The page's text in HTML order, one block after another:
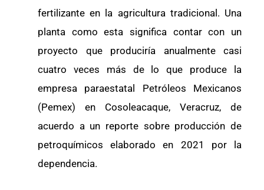
fertilizante en la agricultura tradicional. Una
planta como esta significa contar con un
proyecto que produciría anualmente casi
cuatro veces más de lo que produce la
empresa paraestatal Petróleos Mexicanos
(Pemex) en Cosoleacaque, Veracruz, de
acuerdo a un reporte sobre producción de
petroquímicos elaborado en 2021 por la
dependencia.